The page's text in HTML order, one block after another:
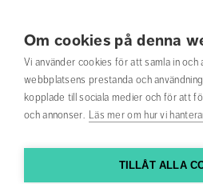
Om cookies på denna
Vi använder cookies för att samla in och
webbplatsens prestanda och
kopplade till sociala medier och för att
och annonser. Läs mer om hur vi
TILLÅT ALLA
Jobba hos oss
Nyhetsbrev
Om webbplatsen